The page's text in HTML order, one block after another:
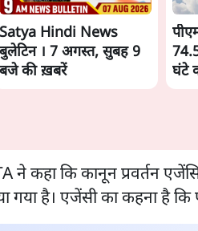
Satya Hindi News
बुलेटिन । 7 अगस्त, सुबह 9
बजे की ख़बरें
घंटे
ने कहा कि कानून प्रवर्तन
गया है। एजेंसी का कहना है कि